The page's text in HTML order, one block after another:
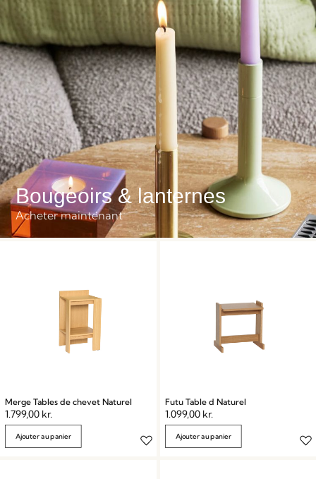
Bougeoirs & lanternes
Acheter maintenant
Merge Tables de chevet Naturel
1.799,00 kr.
Ajouter au panier
Futu Table d Naturel
1.099,00 kr.
Ajouter au panier